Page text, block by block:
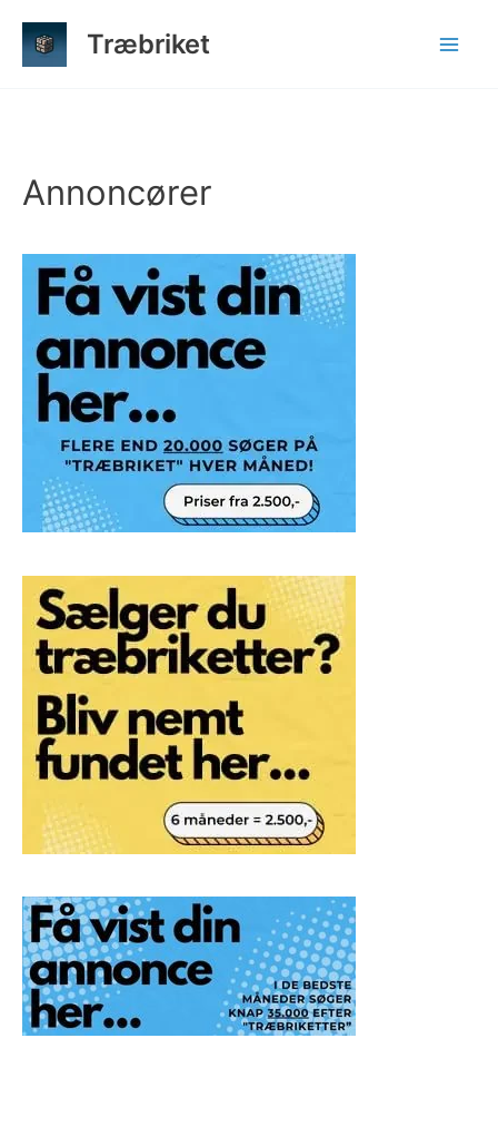
Træbriket
Annoncører